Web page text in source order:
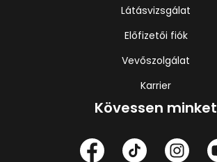
Látásvizsgálat
Előfizetői fiók
Vevőszolgálat
Karrier
Kövessen minket